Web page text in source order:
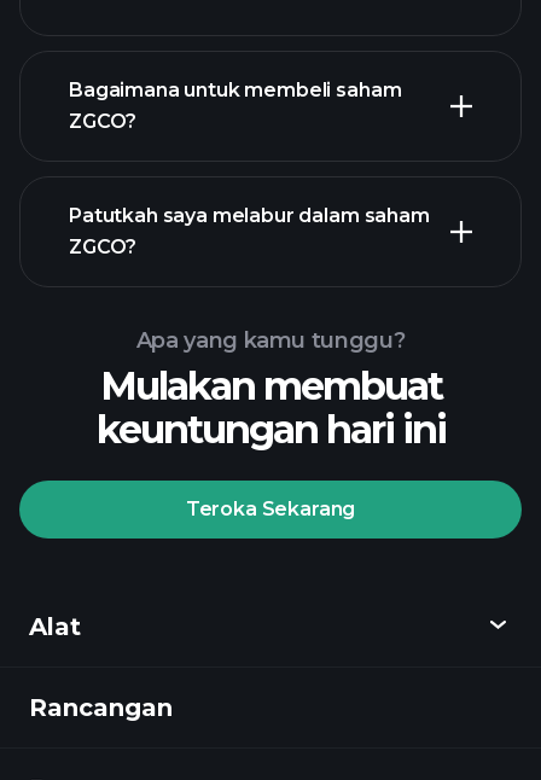
laporan kewangan
Bagaimana untuk membeli saham
ZGCO?
Playtrade Tournaments
broker yang disyorkan
Patutkah saya melabur dalam saham
ZGCO?
Watchlists
Apa yang kamu tunggu?
Mulakan membuat
keuntungan hari ini
Teroka Sekarang
Alat
Cari tahu
Rancangan